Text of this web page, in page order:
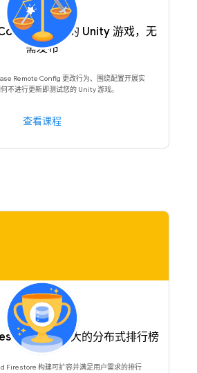
更新您的 Unity 游戏，无
需发布
Remote Config 更改行为、围绕配置开展实
不进行更新即测试您的 Unity 游戏。
查看课程
构建强大的分布式排行榜
Firestore 构建可扩容并满足用户需求的排行